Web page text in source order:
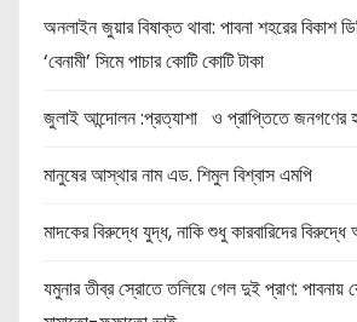
অনলাইন জুয়ার বিষাক্ত থাবা: পাবনা শহরের বিকাশ
‘বেনামী’ সিমে পাচার কোটি কোটি টাকা
জুলাই আন্দোলন :প্রত্যাশা ও প্রাপ্তিতে জনগণের
মানুষের আস্থার নাম এড. শিমুল বিশ্বাস এমপি
মাদকের বিরুদ্ধে যুদ্ধ, নাকি শুধু কারবারিদের
যমুনার তীব্র স্রোতে তলিয়ে গেল দুই প্রাণ: পাবনায়